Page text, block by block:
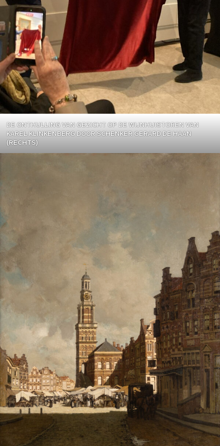
DE ONTHULLING VAN GEZICHT OP DE WIJNHUISTOREN VAN
KAREL KLINKENBERG DOOR SCHENKER GERARD DE HAAN
(RECHTS)